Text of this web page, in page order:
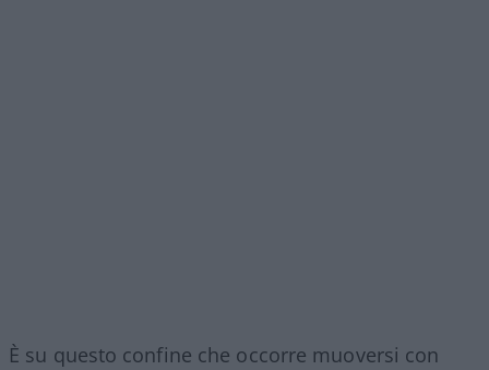
È su questo confine che occorre muoversi con